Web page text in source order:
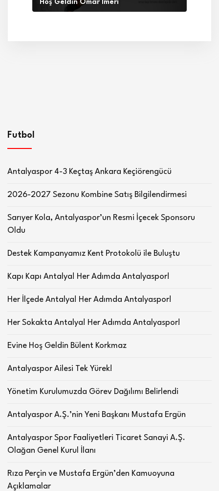
Hoş Geldin Omar Imeri
Futbol
Antalyaspor 4-3 Keçtaş Ankara Keçiörengücü
2026-2027 Sezonu Kombine Satış Bilgilendirmesi
Sarıyer Kola, Antalyaspor’un Resmi İçecek Sponsoru
Oldu
Destek Kampanyamız Kent Protokolü ile Buluştu
Kapı Kapı Antalya! Her Adımda Antalyaspor!
Her İlçede Antalya! Her Adımda Antalyaspor!
Her Sokakta Antalya! Her Adımda Antalyaspor!
Evine Hoş Geldin Bülent Korkmaz
Antalyaspor Ailesi Tek Yürek!
Yönetim Kurulumuzda Görev Dağılımı Belirlendi
Antalyaspor A.Ş.’nin Yeni Başkanı Mustafa Ergün
Antalyaspor Spor Faaliyetleri Ticaret Sanayi A.Ş.
Olağan Genel Kurul İlanı
Rıza Perçin ve Mustafa Ergün’den Kamuoyuna
Açıklamalar